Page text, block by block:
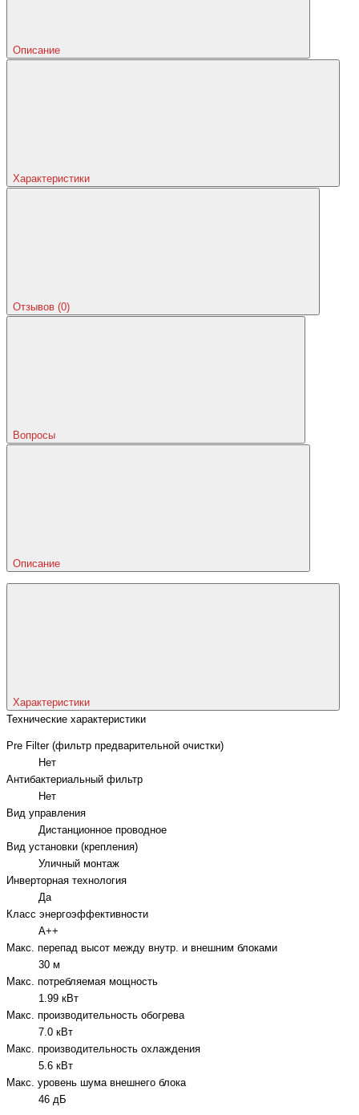
Описание
Характеристики
Отзывов (0)
Вопросы
Описание
Характеристики
Технические характеристики
Pre Filter (фильтр предварительной очистки)
Нет
Антибактериальный фильтр
Нет
Вид управления
Дистанционное проводное
Вид установки (крепления)
Уличный монтаж
Инверторная технология
Да
Класс энергоэффективности
A++
Макс. перепад высот между внутр. и внешним блоками
30 м
Макс. потребляемая мощность
1.99 кВт
Макс. производительность обогрева
7.0 кВт
Макс. производительность охлаждения
5.6 кВт
Макс. уровень шума внешнего блока
46 дБ